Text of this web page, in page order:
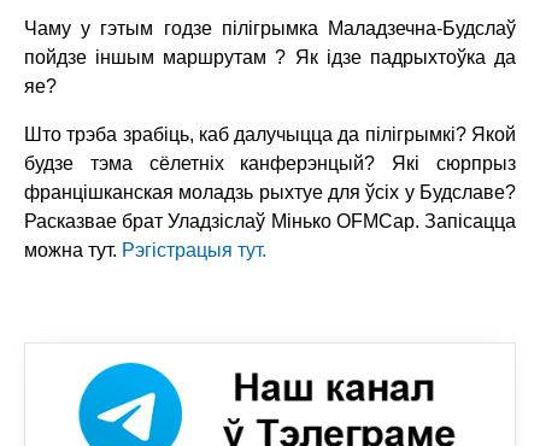
Чаму у гэтым годзе пілігрымка Маладзечна-Будслаў
пойдзе іншым маршрутам ? Як ідзе падрыхтоўка да
яе?
Што трэба зрабіць, каб далучыцца да пілігрымкі? Якой
будзе тэма сёлетніх канферэнцый? Які сюрпрыз
францішканская моладзь рыхтуе для ўсіх у Будславе?
Расказвае брат Уладзіслаў Мінько OFMCap. Запісацца
можна тут. Рэгістрацыя тут.